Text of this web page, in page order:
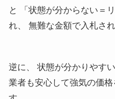
と 「状態が分からない＝
れ、 無難な金額で入札さ
逆に、 状態が分かりやす
業者も安心して強気の価